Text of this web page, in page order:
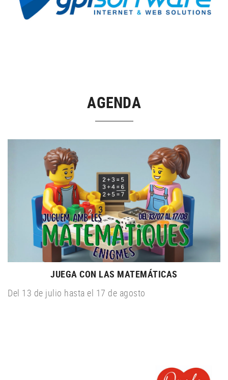
AGENDA
JUEGA CON LAS MATEMÁTICAS
Del 13 de julio hasta el 17 de agosto